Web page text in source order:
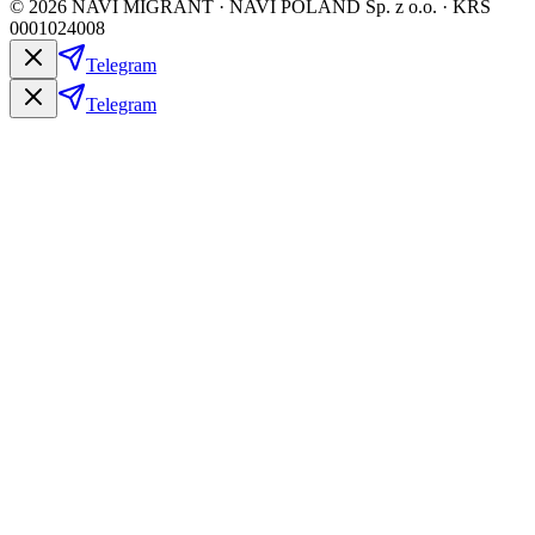
© 2026 NAVI MIGRANT · NAVI POLAND Sp. z o.o. · KRS
0001024008
Telegram
Telegram